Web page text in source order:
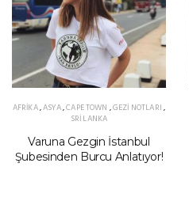
AFRIKA,ASYA,CAPE TOWN ,GEZI NOTLARI,
SRI LANKA
Varuna Gezgin İstanbul
Şubesinden Burcu Anlatıyor!